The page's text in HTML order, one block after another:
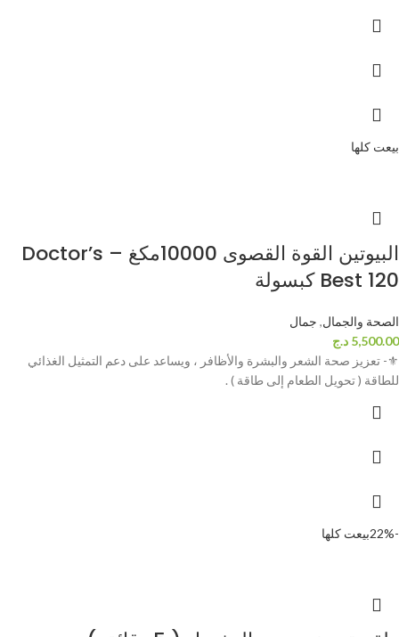
بيعت كلها
البيوتين القوة القصوى 10000مكغ – Doctor’s
Best 120 كبسولة
الصحة والجمال, جمال
5,500.00 د.ج
⚜- تعزيز صحة الشعر والبشرة والأظافر ، ويساعد على دعم التمثيل الغذائي
للطاقة ( تحويل الطعام إلى طاقة ) .
-22% بيعت كلها